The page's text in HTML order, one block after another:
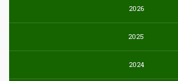
2026
2025
2024